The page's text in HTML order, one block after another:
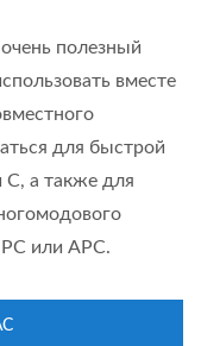
полезный
вместе
для быстрой
C, а также для
или APC.